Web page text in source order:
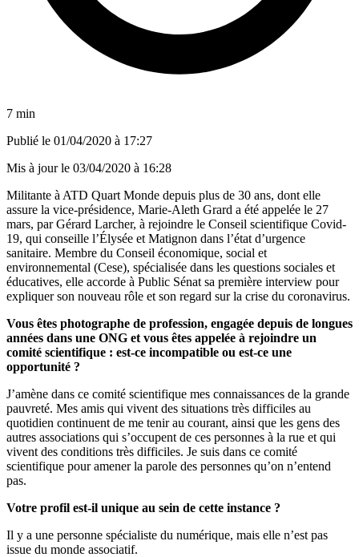
7 min
Publié le 01/04/2020 à 17:27
Mis à jour le 03/04/2020 à 16:28
Militante à ATD Quart Monde depuis plus de 30 ans, dont elle
assure la vice-présidence, Marie-Aleth Grard a été appelée le 27
mars, par Gérard Larcher, à rejoindre le Conseil scientifique Covid-
19, qui conseille l’Élysée et Matignon dans l’état d’urgence
sanitaire. Membre du Conseil économique, social et
environnemental (Cese), spécialisée dans les questions sociales et
éducatives, elle accorde à Public Sénat sa première interview pour
expliquer son nouveau rôle et son regard sur la crise du coronavirus.
Vous êtes photographe de profession, engagée depuis de longues
années dans une ONG et vous êtes appelée à rejoindre un
comité scientifique : est-ce incompatible ou est-ce une
opportunité ?
J’amène dans ce comité scientifique mes connaissances de la grande
pauvreté. Mes amis qui vivent des situations très difficiles au
quotidien continuent de me tenir au courant, ainsi que les gens des
autres associations qui s’occupent de ces personnes à la rue et qui
vivent des conditions très difficiles. Je suis dans ce comité
scientifique pour amener la parole des personnes qu’on n’entend
pas.
Votre profil est-il unique au sein de cette instance ?
Il y a une personne spécialiste du numérique, mais elle n’est pas
issue du monde associatif.